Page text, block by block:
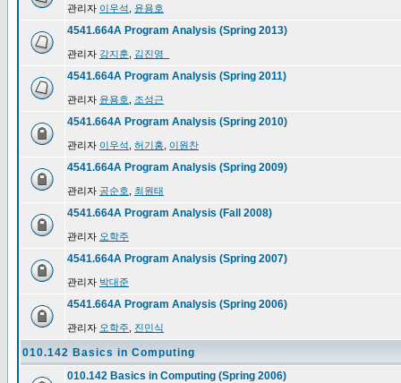
관리자 이우석 윤용호
4541.664A Program Analysis (Spring 2013)
관리자 강지훈 김진영_
4541.664A Program Analysis (Spring 2011)
관리자 윤용호 조성근
4541.664A Program Analysis (Spring 2010)
관리자 이우석 허기홍 이원찬
4541.664A Program Analysis (Spring 2009)
관리자 공순호 최원태
4541.664A Program Analysis (Fall 2008)
관리자 오학주
4541.664A Program Analysis (Spring 2007)
관리자 박대준
4541.664A Program Analysis (Spring 2006)
관리자 오학주 진민식
010.142 Basics in Computing
010.142 Basics in Computing (Spring 2006)